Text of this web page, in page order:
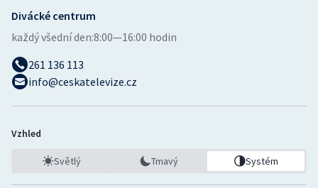
Volejbal
Divácké centrum
každý všední den:8:00—16:00 hodin
261 136 113
info@ceskatelevize.cz
Vzhled
Světlý Tmavý Systém